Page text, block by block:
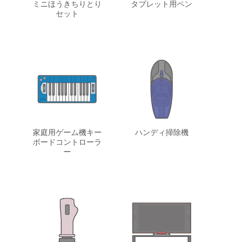
ミニほうきちりとり
セット
タブレット用ペン
家庭用ゲーム機キー
ボードコントローラ
ー
ハンディ掃除機